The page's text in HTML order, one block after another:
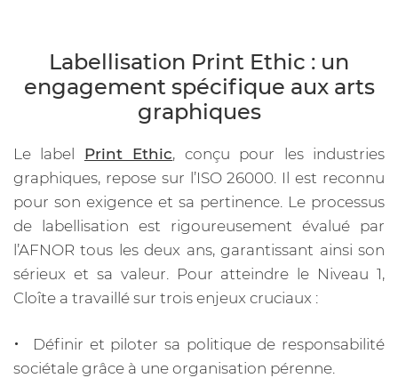
Labellisation Print Ethic : un
engagement spécifique aux arts
graphiques
Le label Print Ethic, conçu pour les industries
graphiques, repose sur l’ISO 26000. Il est reconnu
pour son exigence et sa pertinence. Le processus
de labellisation est rigoureusement évalué par
l’AFNOR tous les deux ans, garantissant ainsi son
sérieux et sa valeur. Pour atteindre le Niveau 1,
Cloîte a travaillé sur trois enjeux cruciaux :
Définir et piloter sa politique de responsabilité
sociétale grâce à une organisation pérenne.